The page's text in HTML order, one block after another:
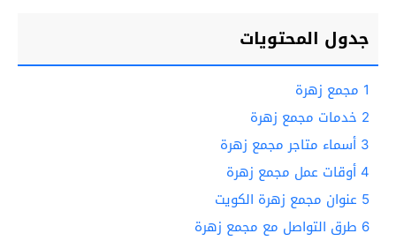
جدول المحتويات
1 مجمع زهرة
2 خدمات مجمع زهرة
3 أسماء متاجر مجمع زهرة
4أوقات عمل مجمع زهرة
5 عنوان مجمع زهرة الكويت
6 طرق التواصل مع مجمع زهرة